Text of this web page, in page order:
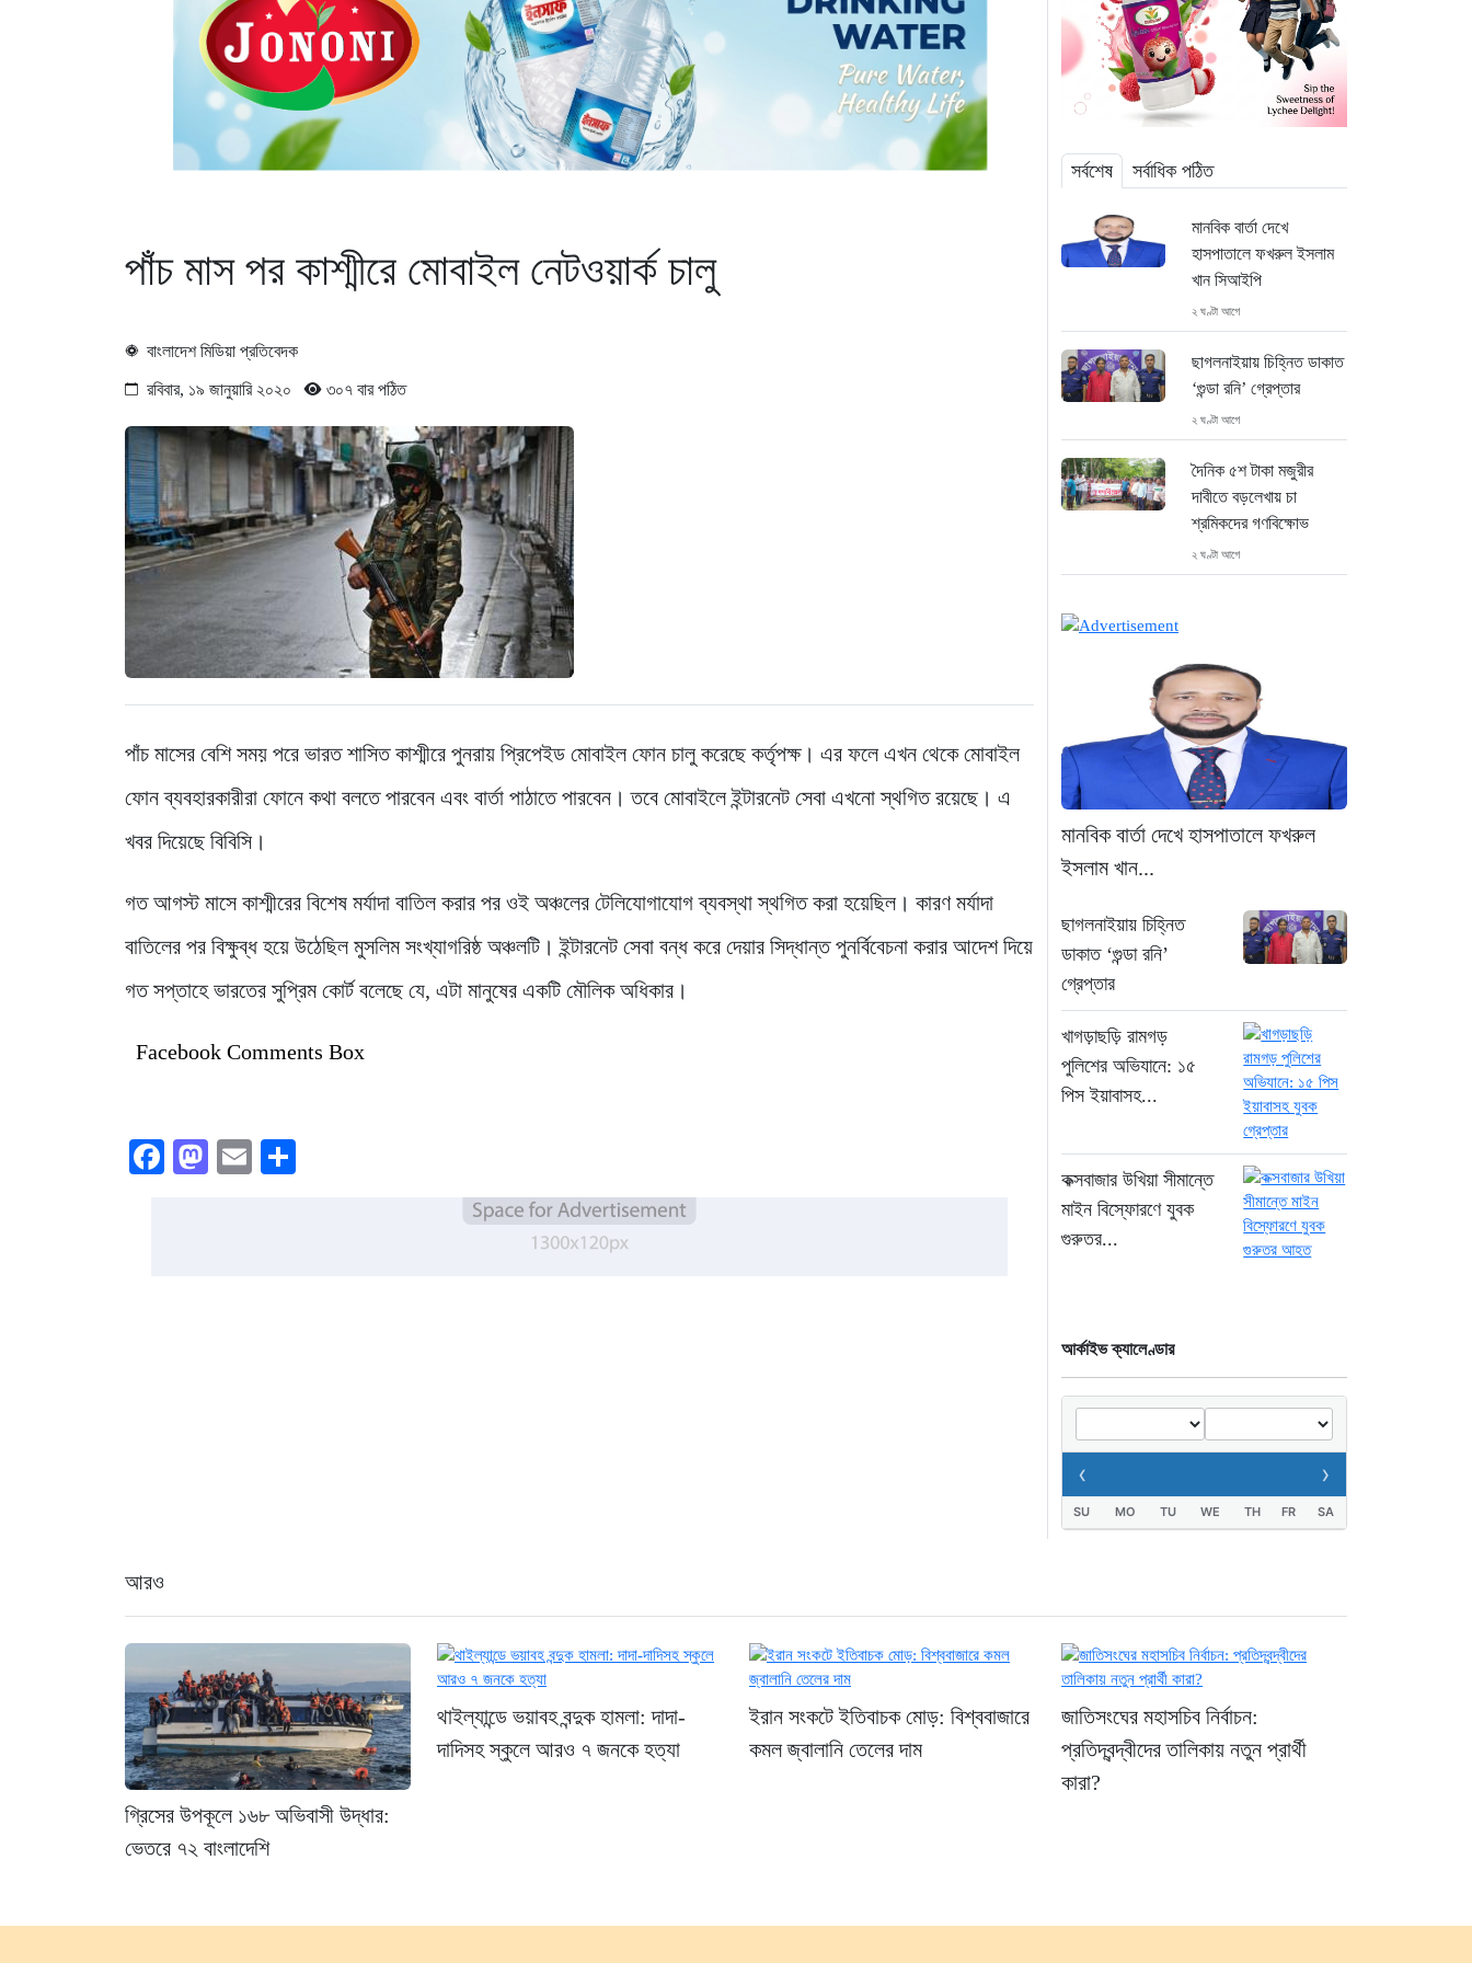
পাঁচ মাস পর কাশ্মীরে মোবাইল নেটওয়ার্ক চালু
বাংলাদেশ মিডিয়া প্রতিবেদক
রবিবার, ১৯ জানুয়ারি ২০২০ ৩০৭ বার পঠিত
পাঁচ মাসের বেশি সময় পরে ভারত শাসিত কাশ্মীরে পুনরায় প্রিপেইড মোবাইল ফোন চালু করেছে কর্তৃপক্ষ। এর ফলে এখন থেকে মোবাইল
ফোন ব্যবহারকারীরা ফোনে কথা বলতে পারবেন এবং বার্তা পাঠাতে পারবেন। তবে মোবাইলে ইন্টারনেট সেবা এখনো স্থগিত রয়েছে। এ
খবর দিয়েছে বিবিসি।
গত আগস্ট মাসে কাশ্মীরের বিশেষ মর্যাদা বাতিল করার পর ওই অঞ্চলের টেলিযোগাযোগ ব্যবস্থা স্থগিত করা হয়েছিল। কারণ মর্যাদা
বাতিলের পর বিক্ষুব্ধ হয়ে উঠেছিল মুসলিম সংখ্যাগরিষ্ঠ অঞ্চলটি। ইন্টারনেট সেবা বন্ধ করে দেয়ার সিদ্ধান্ত পুনর্বিবেচনা করার আদেশ দিয়ে
গত সপ্তাহে ভারতের সুপ্রিম কোর্ট বলেছে যে, এটা মানুষের একটি মৌলিক অধিকার।
Facebook Comments Box
Facebook
Mastodon
Email
সর্বশেষ সর্বাধিক পঠিত
মানবিক বার্তা দেখে
হাসপাতালে ফখরুল ইসলাম
খান সিআইপি
২ ঘণ্টা আগে
ছাগলনাইয়ায় চিহ্নিত ডাকাত
‘গুন্ডা রনি’ গ্রেপ্তার
২ ঘণ্টা আগে
দৈনিক ৫শ টাকা মজুরীর
দাবীতে বড়লেখায় চা
শ্রমিকদের গণবিক্ষোভ
২ ঘণ্টা আগে
৩ ঘণ্টা আগে
“১/১১-তে তারেক রহমানকে
আয়নাঘরে বন্দি রাখা হয়: চিফ
প্রসিকিউটর”
অপরাধ ট্রাইব্যুনালের বিচারক
জুলাই জাদুঘরে দলীয়
ইতিহাসের ঠাঁই হবে না: নাহিদ
ড্যাবের বর্ণাঢ্য চিকিৎসক
সমাবেশে প্রধান অতিথি
হিসেবে যোগ দিলেন
প্রধানমন্ত্রী তারেক রহমান
স্বাভাবিক
তিনজনের মৃত্যু, নতুন
আক্রান্ত ১২১৮”
মানবিক বার্তা দেখে হাসপাতালে ফখরুল
ইসলাম খান...
ছাগলনাইয়ায় চিহ্নিত
ডাকাত ‘গুন্ডা রনি’
গ্রেপ্তার
খাগড়াছড়ি রামগড়
পুলিশের অভিযানে: ১৫
পিস ইয়াবাসহ...
কক্সবাজার উখিয়া সীমান্তে
মাইন বিস্ফোরণে যুবক
গুরুতর...
আর্কাইভ ক্যালেণ্ডার
‹ ›
SU MO TU WE TH FR SA
আরও
গ্রিসের উপকূলে ১৬৮ অভিবাসী উদ্ধার:
ভেতরে ৭২ বাংলাদেশি
থাইল্যান্ডে ভয়াবহ বন্দুক হামলা: দাদা-
দাদিসহ স্কুলে আরও ৭ জনকে হত্যা
ইরান সংকটে ইতিবাচক মোড়: বিশ্ববাজারে
কমল জ্বালানি তেলের দাম
জাতিসংঘের মহাসচিব নির্বাচন:
প্রতিদ্বন্দ্বীদের তালিকায় নতুন প্রার্থী
কারা?